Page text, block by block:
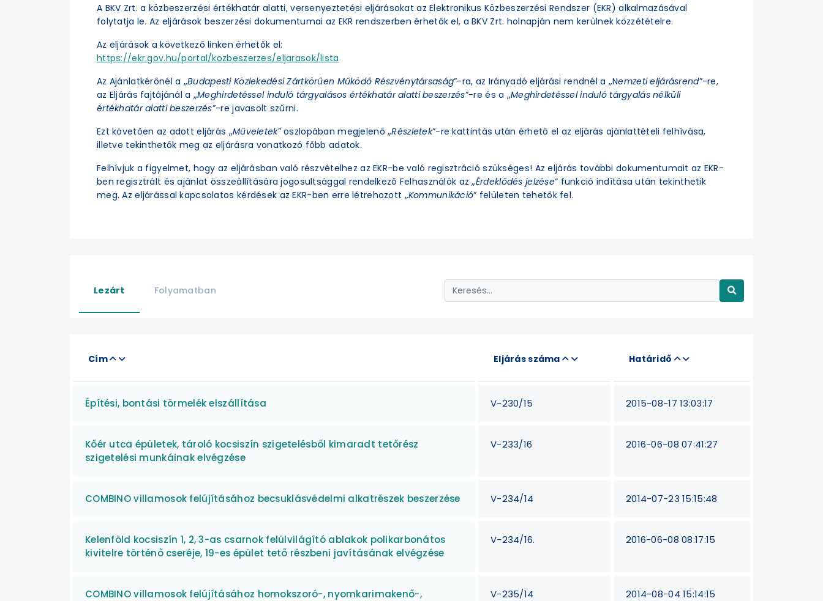
A BKV Zrt. a közbeszerzési értékhatár alatti, versenyeztetési eljárásokat az Elektronikus Közbeszerzési Rendszer (EKR) alkalmazásával
folytatja le. Az eljárások beszerzési dokumentumai az EKR rendszerben érhetők el, a BKV Zrt. holnapján nem kerülnek közzétételre.
Az eljárások a következő linken érhetők el:
https://ekr.gov.hu/portal/kozbeszerzes/eljarasok/lista
Az Ajánlatkérőnél a „Budapesti Közlekedési Zártkörűen Működő Részvénytársaság”-ra, az Irányadó eljárási rendnél a „Nemzeti eljárásrend”-re,
az Eljárás fajtájánál a „Meghirdetéssel induló tárgyalásos értékhatár alatti beszerzés”-re és a „Meghirdetéssel induló tárgyalás nélküli
értékhatár alatti beszerzés”-re javasolt szűrni.
Ezt követően az adott eljárás „Műveletek” oszlopában megjelenő „Részletek”-re kattintás után érhető el az eljárás ajánlattételi felhívása,
illetve tekinthetők meg az eljárásra vonatkozó főbb adatok.
Felhívjuk a figyelmet, hogy az eljárásban való részvételhez az EKR-be való regisztráció szükséges! Az eljárás további dokumentumait az EKR-
ben regisztrált és ajánlat összeállítására jogosultsággal rendelkező Felhasználók az „Érdeklődés jelzése” funkció indítása után tekinthetik
meg. Az eljárással kapcsolatos kérdések az EKR-ben erre létrehozott „Kommunikáció” felületen tehetők fel.
Lezárt Folyamatban
Cím Eljárás száma Határidő
Építési, bontási törmelék elszállítása V-230/15 2015-08-17 13:03:17
Kőér utca épületek, tároló kocsiszín szigetelésből kimaradt tetőrész
szigetelési munkáinak elvégzése
V-233/16 2016-06-08 07:41:27
COMBINO villamosok felújításához becsuklásvédelmi alkatrészek beszerzése V-234/14 2014-07-23 15:15:48
Kelenföld kocsiszín 1, 2, 3-as csarnok felülvilágító ablakok polikarbonátos
kivitelre történő cseréje, 19-es épület tető részbeni javításának elvégzése
V-234/16. 2016-06-08 08:17:15
COMBINO villamosok felújításához homokszoró-, nyomkarimakenő-,
V-235/14 2014-08-04 15:14:15